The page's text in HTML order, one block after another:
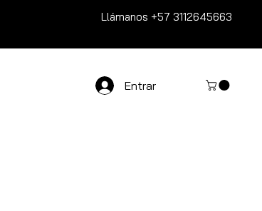
Llámanos +57 3112645663
Entrar